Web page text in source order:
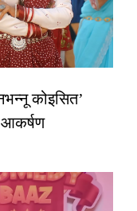
कोइसित’
आकर्षण